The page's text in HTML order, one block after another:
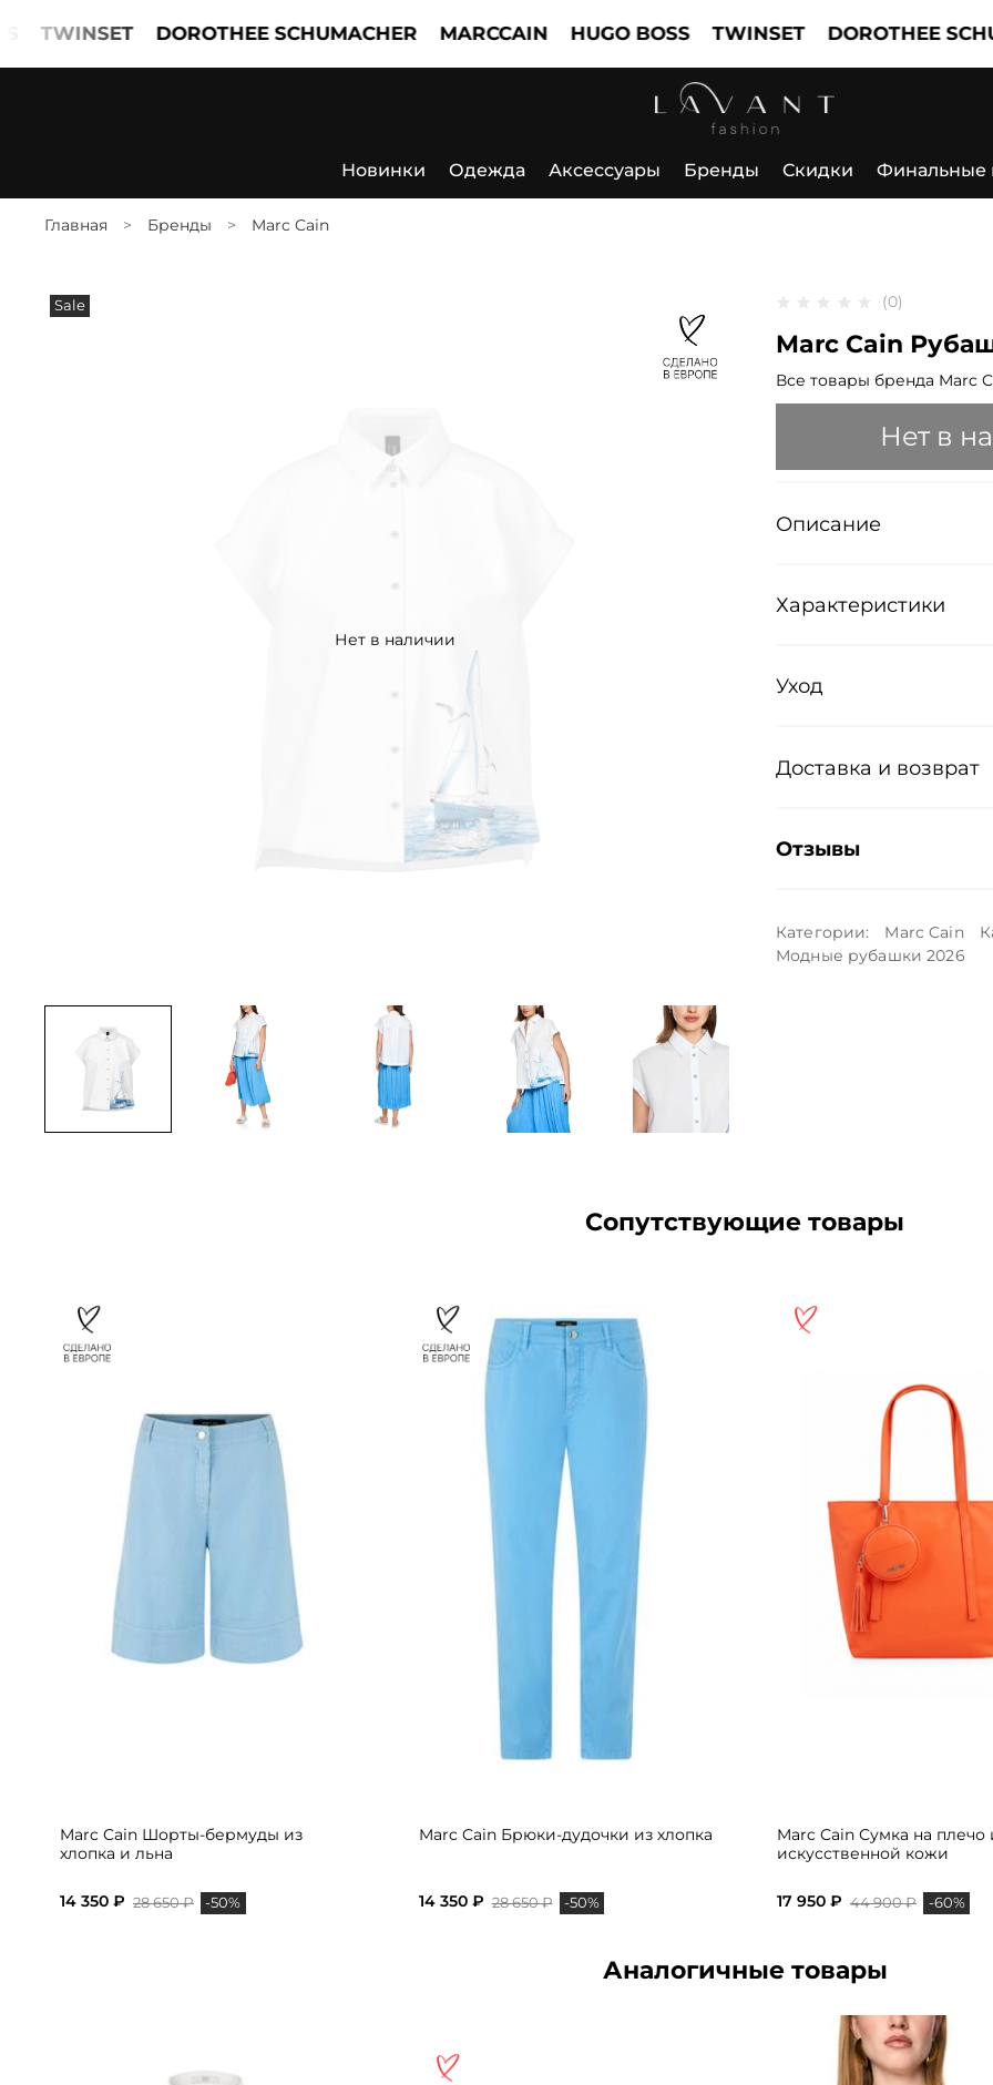
DOROTHEE SCHUMACHER MARCCAIN HUGO BOSS TWINSET DOROTHEE
Новинки Одежда Аксессуары Бренды Скидки Финальные
Главная Бренды Marc Cain
Нет в наличии
Sale (0)
Marc Cain
Все товары бренда Marc
Нет в
Описание
Характеристики
Уход
Доставка и возврат
Отзывы
Категории: Marc Cain
Модные рубашки 2026
Сопутствующие товары
Marc Cain Шорты-бермуды из
хлопка и льна
14 350 ₽ 28 650 ₽ -50%
Marc Cain Брюки-дудочки из хлопка
14 350 ₽ 28 650 ₽ -50%
Marc Cain Сумка на плечо
искусственной кожи
17 950 ₽ 44 900 ₽ -60%
Аналогичные товары